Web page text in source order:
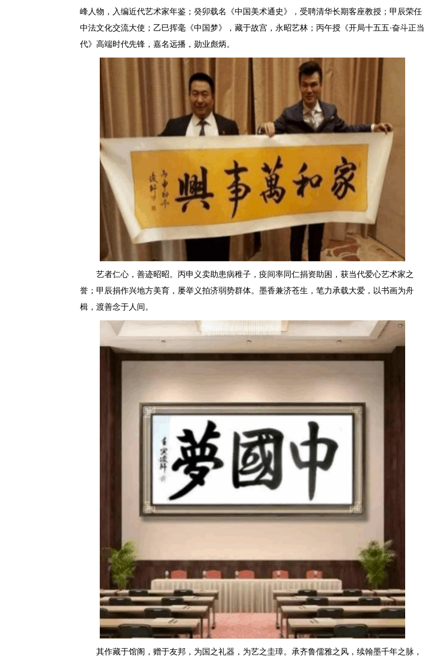
峰人物，入编近代艺术家年鉴；癸卯载名《中国美术通史》，受聘清华长期客座教授；甲辰荣任
中法文化交流大使；乙巳挥毫《中国梦》，藏于故宫，永昭艺林；丙午授《开局十五五·奋斗正当
代》高端时代先锋，嘉名远播，勋业彪炳。
艺者仁心，善迹昭昭。丙申义卖助患病稚子，疫间率同仁捐资助困，获当代爱心艺术家之
誉；甲辰捐作兴地方美育，屡举义拍济弱势群体。墨香兼济苍生，笔力承载大爱，以书画为舟
楫，渡善念于人间。
其作藏于馆阁，赠于友邦，为国之礼器，为艺之圭璋。承齐鲁儒雅之风，续翰墨千年之脉，